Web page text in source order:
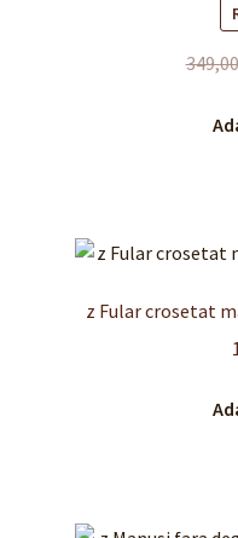
z Fular crosetat